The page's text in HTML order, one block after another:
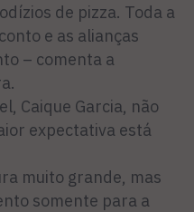
de pizza. Toda a
e as alianças
– comenta a
Caique Garcia, não
expectativa está
muito grande, mas
somente para a